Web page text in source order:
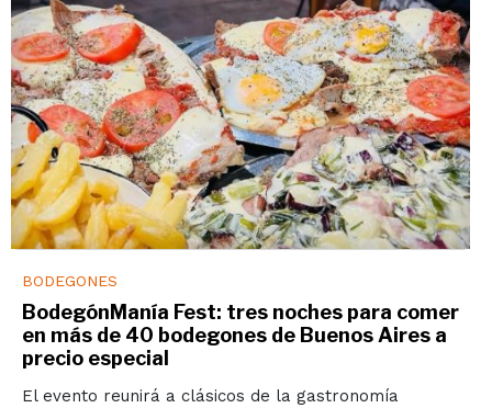
BODEGONES
BodegónManía Fest: tres noches para comer
en más de 40 bodegones de Buenos Aires a
precio especial
El evento reunirá a clásicos de la gastronomía